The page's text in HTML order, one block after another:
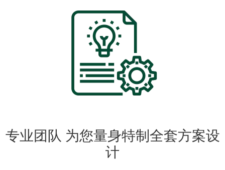
专业团队 为您量身特制全套方案设
计